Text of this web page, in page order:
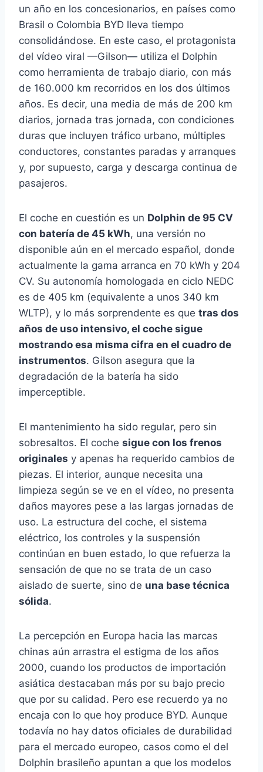
un año en los concesionarios, en países como
Brasil o Colombia BYD lleva tiempo
consolidándose. En este caso, el protagonista
del vídeo viral —Gilson— utiliza el Dolphin
como herramienta de trabajo diario, con más
de 160.000 km recorridos en los dos últimos
años. Es decir, una media de más de 200 km
diarios, jornada tras jornada, con condiciones
duras que incluyen tráfico urbano, múltiples
conductores, constantes paradas y arranques
y, por supuesto, carga y descarga continua de
pasajeros.
El coche en cuestión es un Dolphin de 95 CV
con batería de 45 kWh, una versión no
disponible aún en el mercado español, donde
actualmente la gama arranca en 70 kWh y 204
CV. Su autonomía homologada en ciclo NEDC
es de 405 km (equivalente a unos 340 km
WLTP), y lo más sorprendente es que tras dos
años de uso intensivo, el coche sigue
mostrando esa misma cifra en el cuadro de
instrumentos. Gilson asegura que la
degradación de la batería ha sido
imperceptible.
El mantenimiento ha sido regular, pero sin
sobresaltos. El coche sigue con los frenos
originales y apenas ha requerido cambios de
piezas. El interior, aunque necesita una
limpieza según se ve en el vídeo, no presenta
daños mayores pese a las largas jornadas de
uso. La estructura del coche, el sistema
eléctrico, los controles y la suspensión
continúan en buen estado, lo que refuerza la
sensación de que no se trata de un caso
aislado de suerte, sino de una base técnica
sólida.
La percepción en Europa hacia las marcas
chinas aún arrastra el estigma de los años
2000, cuando los productos de importación
asiática destacaban más por su bajo precio
que por su calidad. Pero ese recuerdo ya no
encaja con lo que hoy produce BYD. Aunque
todavía no hay datos oficiales de durabilidad
para el mercado europeo, casos como el del
Dolphin brasileño apuntan a que los modelos